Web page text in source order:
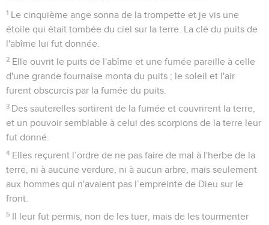
1 Le cinquième ange sonna de la trompette et je vis une
étoile qui était tombée du ciel sur la terre. La clé du puits de
l'abîme lui fut donnée.
2 Elle ouvrit le puits de l'abîme et une fumée pareille à celle
d'une grande fournaise monta du puits ; le soleil et l'air
furent obscurcis par la fumée du puits.
3 Des sauterelles sortirent de la fumée et couvrirent la terre,
et un pouvoir semblable à celui des scorpions de la terre leur
fut donné.
4 Elles reçurent l’ordre de ne pas faire de mal à l'herbe de la
terre, ni à aucune verdure, ni à aucun arbre, mais seulement
aux hommes qui n'avaient pas l’empreinte de Dieu sur le
front.
5 Il leur fut permis, non de les tuer, mais de les tourmenter